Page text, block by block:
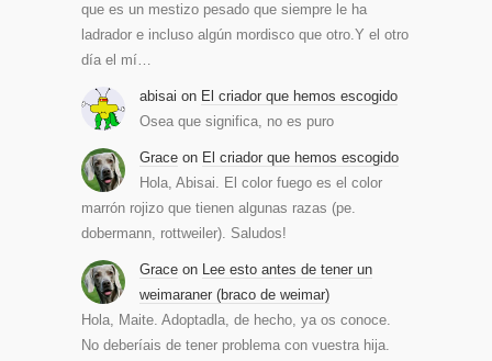
que es un mestizo pesado que siempre le ha
ladrador e incluso algún mordisco que otro.Y el otro
día el mí…
abisai on El criador que hemos escogido
Osea que significa, no es puro
Grace on El criador que hemos escogido
Hola, Abisai. El color fuego es el color
marrón rojizo que tienen algunas razas (pe.
dobermann, rottweiler). Saludos!
Grace on Lee esto antes de tener un
weimaraner (braco de weimar)
Hola, Maite. Adoptadla, de hecho, ya os conoce.
No deberíais de tener problema con vuestra hija.